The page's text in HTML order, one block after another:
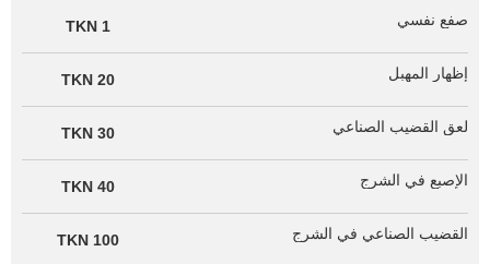
صفع نفسي 1 TKN
إظهار المهبل 20 TKN
لعق القضيب الصناعي 30 TKN
الإصبع في الشرج 40 TKN
القضيب الصناعي في الشرج 100 TKN